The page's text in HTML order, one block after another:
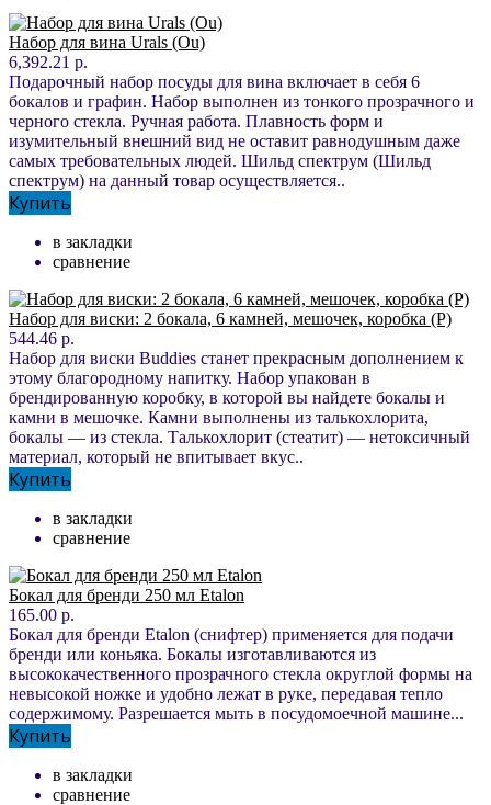
Набор для вина Urals (Ou)
6,392.21 р.
Подарочный набор посуды для вина включает в себя 6
бокалов и графин. Набор выполнен из тонкого прозрачного и
черного стекла. Ручная работа. Плавность форм и
изумительный внешний вид не оставит равнодушным даже
самых требовательных людей. Шильд спектрум (Шильд
спектрум) на данный товар осуществляется..
Купить
в закладки
сравнение
Набор для виски: 2 бокала, 6 камней, мешочек, коробка (P)
544.46 р.
Набор для виски Buddies станет прекрасным дополнением к
этому благородному напитку. Набор упакован в
брендированную коробку, в которой вы найдете бокалы и
камни в мешочке. Камни выполнены из талькохлорита,
бокалы — из стекла. Талькохлорит (стеатит) — нетоксичный
материал, который не впитывает вкус..
Купить
в закладки
сравнение
Бокал для бренди 250 мл Etalon
165.00 р.
Бокал для бренди Etalon (снифтер) применяется для подачи
бренди или коньяка. Бокалы изготавливаются из
высококачественного прозрачного стекла округлой формы на
невысокой ножке и удобно лежат в руке, передавая тепло
содержимому. Разрешается мыть в посудомоечной машине...
Купить
в закладки
сравнение